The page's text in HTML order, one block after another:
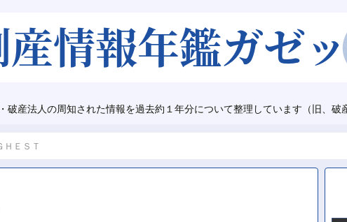
破産法人の周知された情報を過去約１年分について整理しています（旧、破
ＨＥＳＴ